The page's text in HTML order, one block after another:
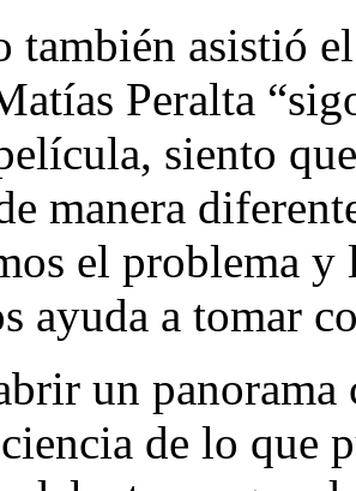
también asistió
Peralta
siento
manera
el problema y
ayuda a tomar
un
de lo que